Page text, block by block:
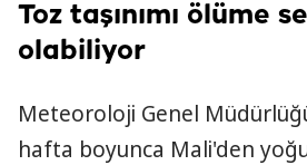
Toz taşınımı ölüme
olabiliyor
Meteoroloji Genel
hafta boyunca Mali'den